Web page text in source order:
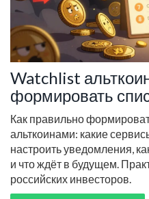
Watchlist
формировать
инвестора
Как правильно
альткоинами: какие
настроить уведомления,
и что ждёт в будущем.
российских инвесторов.